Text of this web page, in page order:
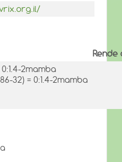
Rende
2mamba
32) = 0:1.4-2mamba